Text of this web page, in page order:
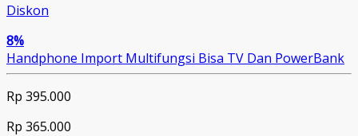
Diskon
8%
Handphone Import Multifungsi Bisa TV Dan PowerBank
Rp 395.000
Rp 365.000